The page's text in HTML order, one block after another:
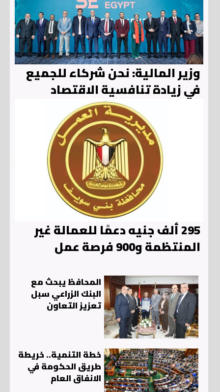
وزير المالية: نحن شركاء للجميع
في زيادة تنافسية الاقتصاد
295 ألف جنيه دعمًا للعمالة غير
المنتظمة و900 فرصة عمل
المحافظ يبحث مع
البنك الزراعي سبل
تعزيز التعاون
خطة التنمية.. خريطة
طريق الحكومة في
الانفاق العام